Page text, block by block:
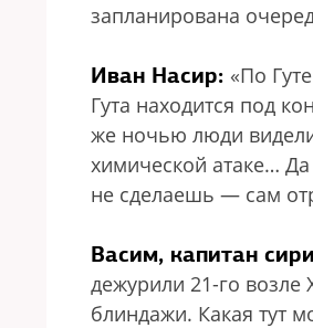
запланирована
Иван Насир: «По
Гута находится под
же ночью люди
химической атаке…
не сделаешь — сам
Васим, капитан
дежурили 21-го возле
блиндажи. Какая тут